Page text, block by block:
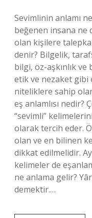
Sevimlinin anlamı
beğenen insana ne
olan kişilere
denir? Bilgelik,
bilgi, öz-aşkınlık
etik ve nezaket gibi
niteliklere sahip
eş anlamlısı nedir?
“sevimli”
olarak tercih eder.
olan ve en bilinen
dikkat edilmelidir.
kelimeler de
ne anlama gelir?
demektir.…